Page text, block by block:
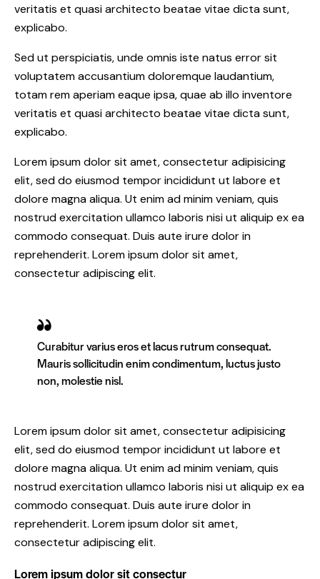
veritatis et quasi architecto beatae vitae dicta sunt,
explicabo.
Sed ut perspiciatis, unde omnis iste natus error sit
voluptatem accusantium doloremque laudantium,
totam rem aperiam eaque ipsa, quae ab illo inventore
veritatis et quasi architecto beatae vitae dicta sunt,
explicabo.
Lorem ipsum dolor sit amet, consectetur adipisicing
elit, sed do eiusmod tempor incididunt ut labore et
dolore magna aliqua. Ut enim ad minim veniam, quis
nostrud exercitation ullamco laboris nisi ut aliquip ex ea
commodo consequat. Duis aute irure dolor in
reprehenderit. Lorem ipsum dolor sit amet,
consectetur adipiscing elit.
Curabitur varius eros et lacus rutrum consequat.
Mauris sollicitudin enim condimentum, luctus justo
non, molestie nisl.
Lorem ipsum dolor sit amet, consectetur adipisicing
elit, sed do eiusmod tempor incididunt ut labore et
dolore magna aliqua. Ut enim ad minim veniam, quis
nostrud exercitation ullamco laboris nisi ut aliquip ex ea
commodo consequat. Duis aute irure dolor in
reprehenderit. Lorem ipsum dolor sit amet,
consectetur adipiscing elit.
Lorem ipsum dolor sit consectur